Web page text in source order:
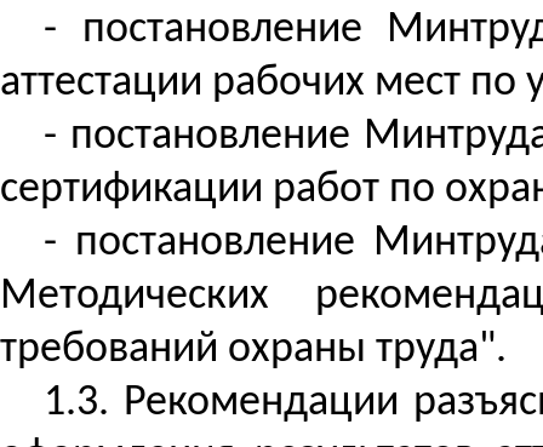
- постановление
аттестации рабочих мест по
- постановление
сертификации работ по
- постановление
Методических
требований охраны труда".
1.3. Рекомендации